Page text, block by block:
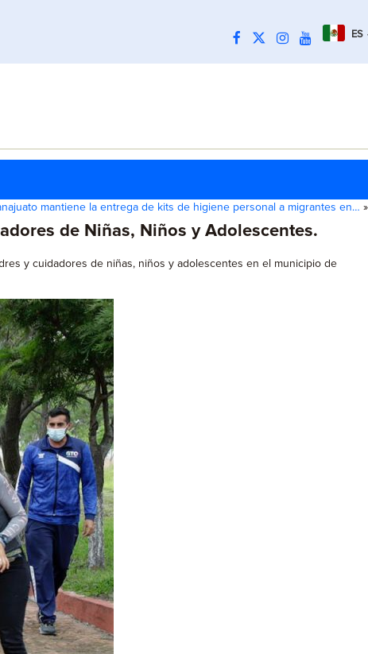
ES
mantiene la entrega de kits de higiene personal a migrantes en… »
de Niñas, Niños y Adolescentes.
y cuidadores de niñas, niños y adolescentes en el municipio de